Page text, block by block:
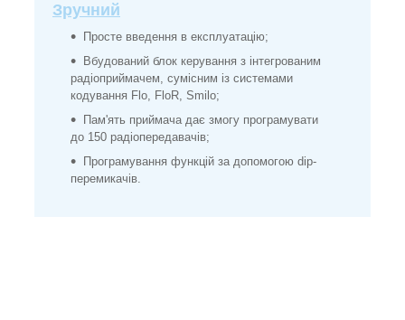
Зручний
Просте введення в експлуатацію;
Вбудований блок керування з інтегрованим
радіоприймачем, сумісним із системами
кодування Flo, FloR, Smilo;
Пам'ять приймача дає змогу програмувати
до 150 радіопередавачів;
Програмування функцій за допомогою dip-
перемикачів.